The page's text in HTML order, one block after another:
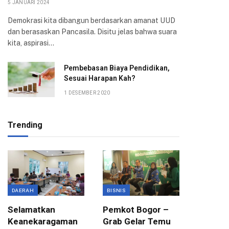
5 JANUARI 2024
Demokrasi kita dibangun berdasarkan amanat UUD
dan berasaskan Pancasila. Disitu jelas bahwa suara
kita, aspirasi…
Pembebasan Biaya Pendidikan,
Sesuai Harapan Kah?
1 DESEMBER 2020
Trending
DAERAH
Selamatkan
Keanekaragaman
BISNIS
Pemkot Bogor –
Grab Gelar Temu